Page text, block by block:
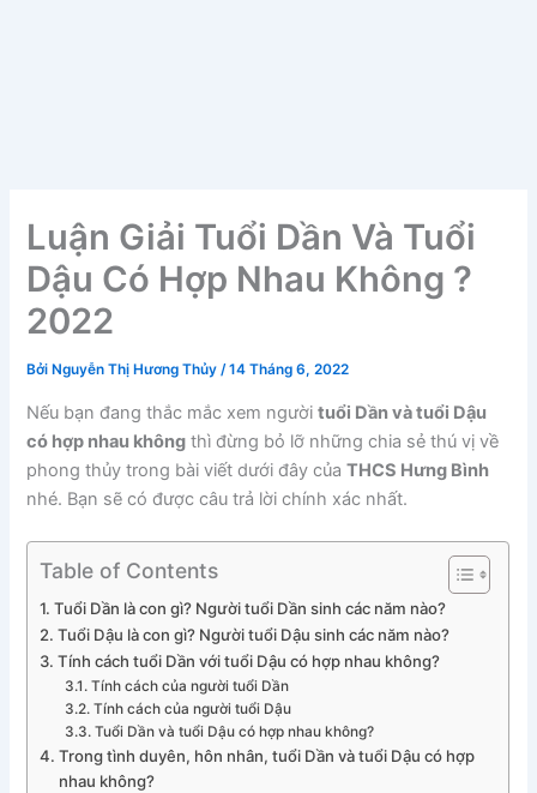
Luận Giải Tuổi Dần Và Tuổi
Dậu Có Hợp Nhau Không ?
2022
Bởi Nguyễn Thị Hương Thủy/14 Tháng 6, 2022
Nếu bạn đang thắc mắc xem ngườituổi Dần và tuổi Dậu
có hợp nhau không thì đừng bỏ lỡ những chia sẻ thú vị về
phong thủy trong bài viết dưới đây củaTHCS Hưng Bình
nhé. Bạn sẽ có được câu trả lời chính xác nhất.
Table of Contents
Tuổi Dần là con gì? Người tuổi Dần sinh các năm nào?
Tuổi Dậu là con gì? Người tuổi Dậu sinh các năm nào?
Tính cách tuổi Dần với tuổi Dậu có hợp nhau không?
Tính cách của người tuổi Dần
Tính cách của người tuổi Dậu
Tuổi Dần và tuổi Dậu có hợp nhau không?
Trong tình duyên, hôn nhân, tuổi Dần và tuổi Dậu có hợp
nhau không?